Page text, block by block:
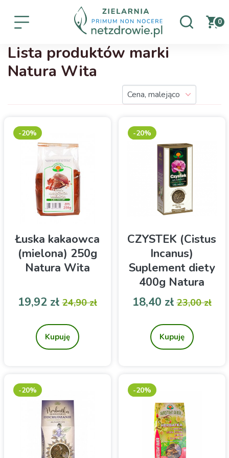
0
Lista produktów marki
Natura Wita
Łuska kakaowca
(mielona) 250g
Natura Wita
Cena
19,92 złCena podstawowa
24,90 zł
Kupuję
-20%
CZYSTEK (Cistus
Incanus)
Suplement diety
400g Natura
Wita
zaparzania
Cena
18,40 złCena
23,00 zł
Kupuję
-20%
-20% -20%